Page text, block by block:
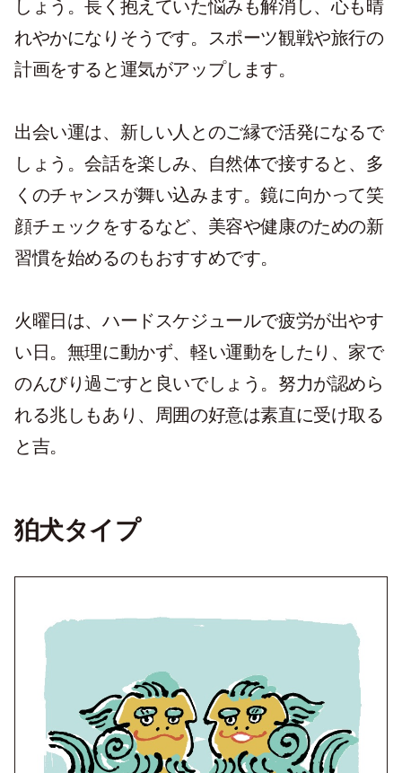
しょう。長く抱えていた悩みも解消し、心も晴
れやかになりそうです。スポーツ観戦や旅行の
計画をすると運気がアップします。
出会い運は、新しい人とのご縁で活発になるで
しょう。会話を楽しみ、自然体で接すると、多
くのチャンスが舞い込みます。鏡に向かって笑
顔チェックをするなど、美容や健康のための新
習慣を始めるのもおすすめです。
火曜日は、ハードスケジュールで疲労が出やす
い日。無理に動かず、軽い運動をしたり、家で
のんびり過ごすと良いでしょう。努力が認めら
れる兆しもあり、周囲の好意は素直に受け取る
と吉。
狛犬タイプ